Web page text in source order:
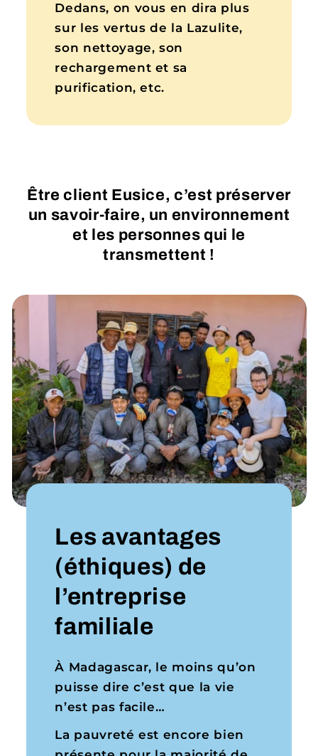
Dedans, on vous en dira plus
sur les vertus de la Lazulite,
son nettoyage, son
rechargement et sa
purification, etc.
Être client Eusice, c’est préserver
un savoir-faire, un environnement
et les personnes qui le
transmettent !
Les avantages
(éthiques) de
l’entreprise
familiale
À Madagascar, le moins qu’on
puisse dire c’est que la vie
n’est pas facile…
La pauvreté est encore bien